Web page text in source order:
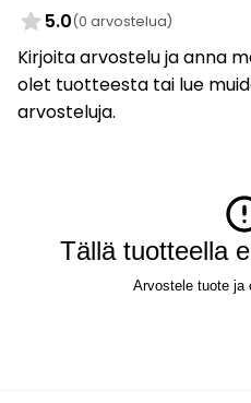
5.0(0 arvostelua)
Kirjoita arvostelu ja anna
olet tuotteesta tai lue
arvosteluja.
Tällä tuotteella
Arvostele tuote ja